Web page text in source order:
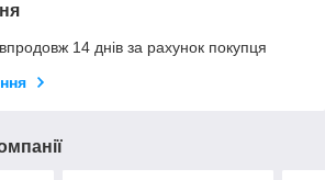
14 днів за рахунок покупця